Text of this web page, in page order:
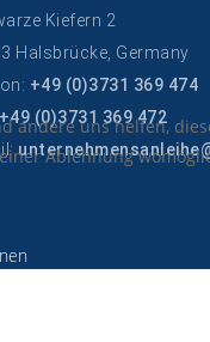
Kiefern 2
Halsbrücke, Germany
+49 (0)3731 369 474
+49 (0)3731 369 472
uns helfen,
Ablehnung